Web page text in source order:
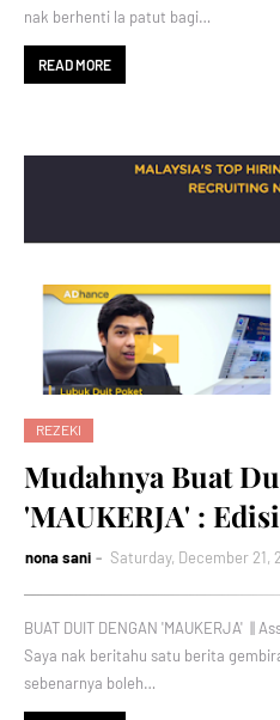
nak berhenti la patut bagi…
READ MORE
REZEKI
Mudahnya Buat
'MAUKERJA' :
nona sani Saturday, December 21,
BUAT DUIT DENGAN 'MAUKERJA' ||
Saya nak beritahu satu berita
sebenarnya boleh…